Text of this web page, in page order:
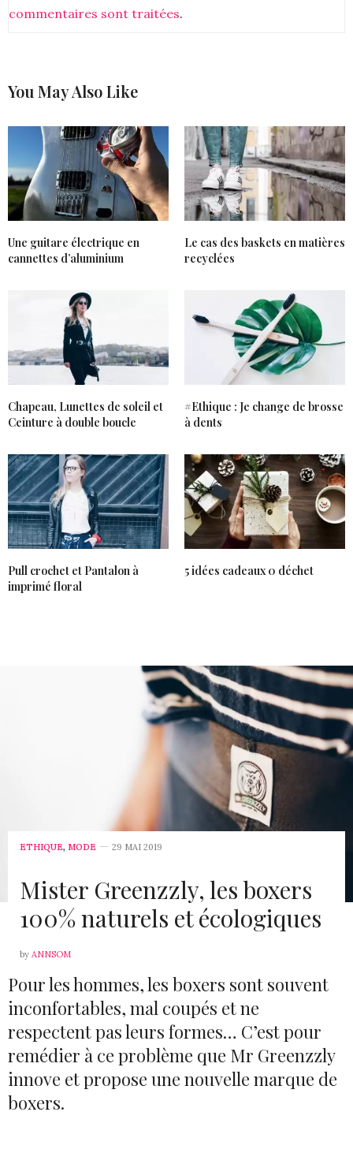
commentaires sont traitées.
You May Also Like
Une guitare électrique en
cannettes d’aluminium
Le cas des baskets en matières
recyclées
Chapeau, Lunettes de soleil et
Ceinture à double boucle
#Ethique : Je change de brosse
à dents
Pull crochet et Pantalon à
imprimé floral
5 idées cadeaux 0 déchet
ETHIQUE, MODE 29 MAI 2019
Mister Greenzzly, les boxers
100% naturels et écologiques
by ANNSOM
Pour les hommes, les boxers sont souvent
inconfortables, mal coupés et ne
respectent pas leurs formes… C’est pour
remédier à ce problème que Mr Greenzzly
innove et propose une nouvelle marque de
boxers.